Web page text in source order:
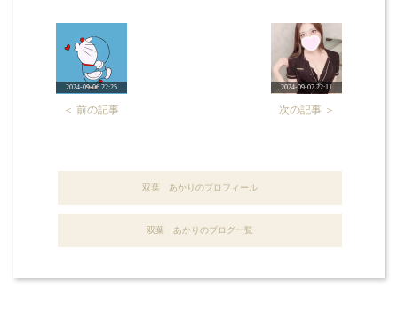
2024-09-06 22:25
＜ 前の記事
2024-09-07 22:11
次の記事 ＞
双葉 あかりのプロフィール
双葉 あかりのブログ一覧